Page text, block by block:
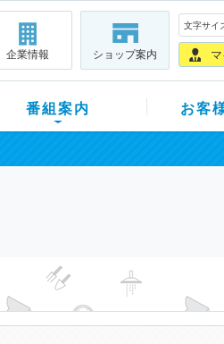
企業情報 ショップ案内
文字サイ
番組案内 お客